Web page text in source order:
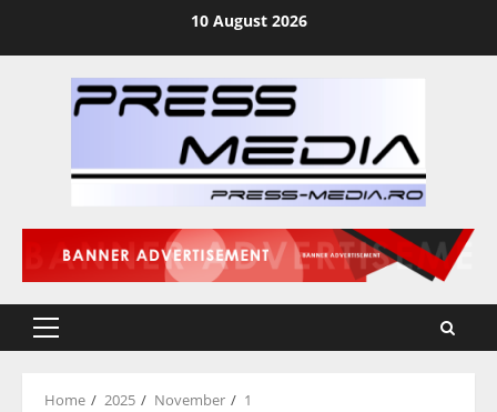
10 August 2026
Primary
Home 2025 November 1